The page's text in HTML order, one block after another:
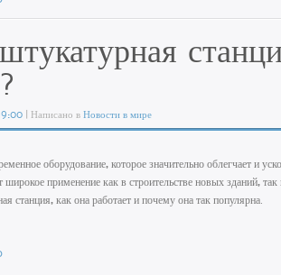
| Написано вНовости в мире
оборудование, которое значительно облегчает и
применение как в строительстве новых зданий,
станция, как она работает и почему она так популярна.